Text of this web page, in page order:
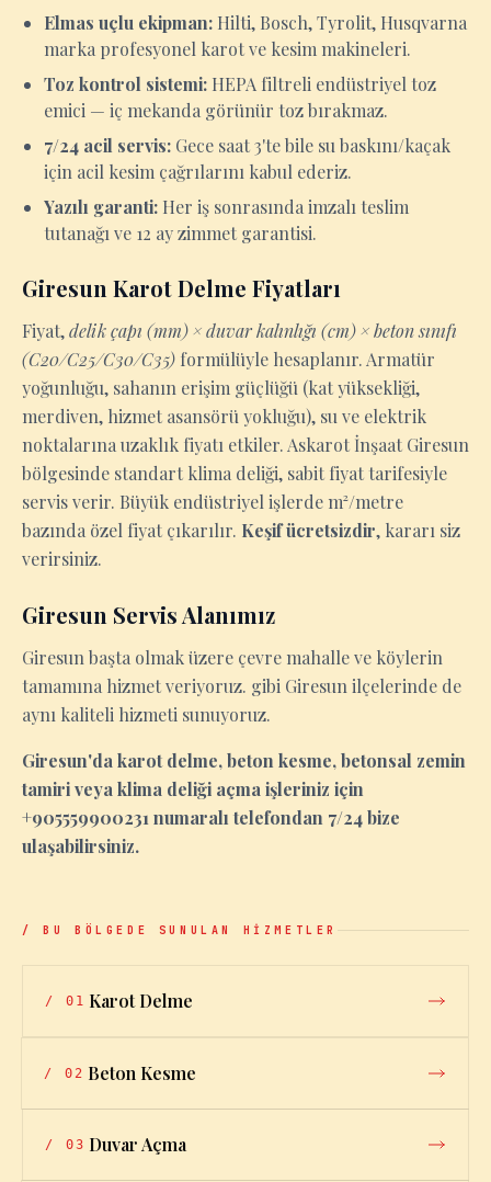
Elmas uçlu ekipman: Hilti, Bosch, Tyrolit, Husqvarna
marka profesyonel karot ve kesim makineleri.
Toz kontrol sistemi: HEPA filtreli endüstriyel toz
emici — iç mekanda görünür toz bırakmaz.
7/24 acil servis: Gece saat 3'te bile su baskını/kaçak
için acil kesim çağrılarını kabul ederiz.
Yazılı garanti: Her iş sonrasında imzalı teslim
tutanağı ve 12 ay zimmet garantisi.
Giresun Karot Delme Fiyatları
Fiyat,delik çapı (mm) × duvar kalınlığı (cm) × beton sınıfı
(C20/C25/C30/C35) formülüyle hesaplanır. Armatür
yoğunluğu, sahanın erişim güçlüğü (kat yüksekliği,
merdiven, hizmet asansörü yokluğu), su ve elektrik
noktalarına uzaklık fiyatı etkiler. Askarot İnşaat Giresun
bölgesinde standart klima deliği, sabit fiyat tarifesiyle
servis verir. Büyük endüstriyel işlerde m²/metre
bazında özel fiyat çıkarılır. Keşif ücretsizdir, kararı siz
verirsiniz.
Giresun Servis Alanımız
Giresun başta olmak üzere çevre mahalle ve köylerin
tamamına hizmet veriyoruz. gibi Giresun ilçelerinde de
aynı kaliteli hizmeti sunuyoruz.
Giresun'da karot delme, beton kesme, betonsal zemin
tamiri veya klima deliği açma işleriniz için
+905559900231 numaralı telefondan 7/24 bize
ulaşabilirsiniz.
/ BU BÖLGEDE SUNULAN HİZMETLER
/ 01 Karot Delme
/ 02 Beton Kesme
/ 03 Duvar Açma